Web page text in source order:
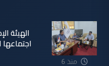
منذ 6
الهيئة